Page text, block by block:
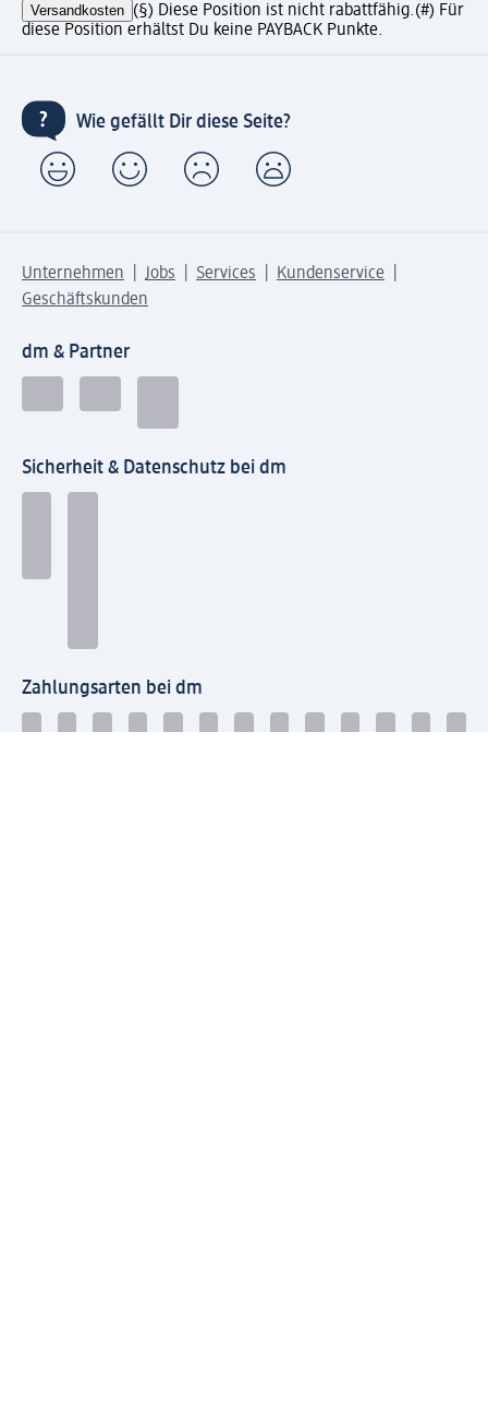
Versandkosten (§) Diese Position ist nicht rabattfähig.(#) Für
diese Position erhältst Du keine PAYBACK Punkte.
Wie gefällt Dir diese Seite?
Unternehmen Jobs Services
Kundenservice
Geschäftskunden
dm & Partner
Sicherheit & Datenschutz bei dm
Zahlungsarten bei dm